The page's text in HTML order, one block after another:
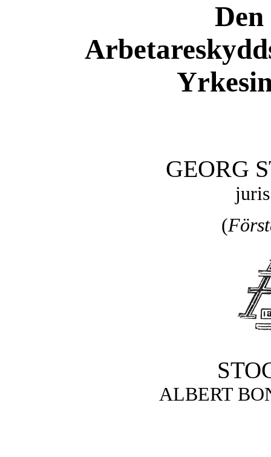
Den
GEORG
(
ALBERT